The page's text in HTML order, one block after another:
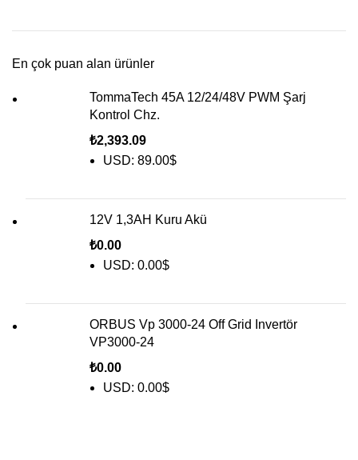
En çok puan alan ürünler
TommaTech 45A 12/24/48V PWM Şarj
Kontrol Chz.
₺2,393.09
USD: 89.00$
12V 1,3AH Kuru Akü
₺0.00
USD: 0.00$
ORBUS Vp 3000-24 Off Grid Invertör
VP3000-24
₺0.00
USD: 0.00$